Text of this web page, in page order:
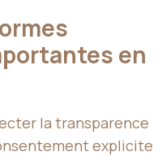
en
la transparence
explicite